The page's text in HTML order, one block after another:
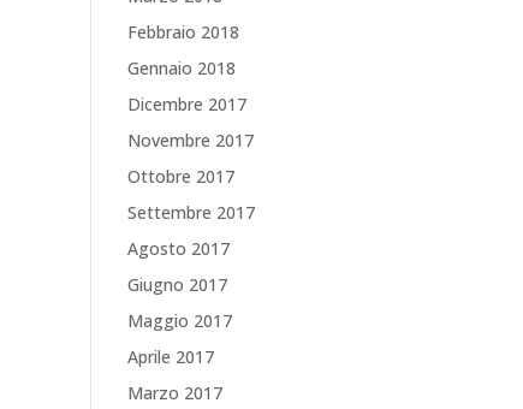
Febbraio 2018
Gennaio 2018
Dicembre 2017
Novembre 2017
Ottobre 2017
Settembre 2017
Agosto 2017
Giugno 2017
Maggio 2017
Aprile 2017
Marzo 2017